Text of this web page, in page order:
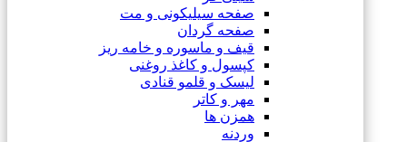
صفحه سیلیکونی و مت
صفحه گردان
قیف و ماسوره و خامه ریز
کپسول و کاغذ روغنی
لیسک و قلمو قنادی
مهر و کاتر
همزن ها
وردنه